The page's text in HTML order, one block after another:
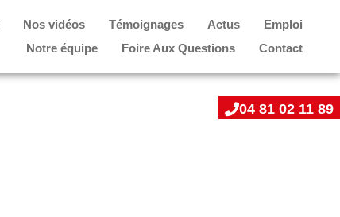
Nos vidéos Témoignages Actus
Emploi
Notre équipe
Foire Aux Questions Contact
04 81 02 11 89